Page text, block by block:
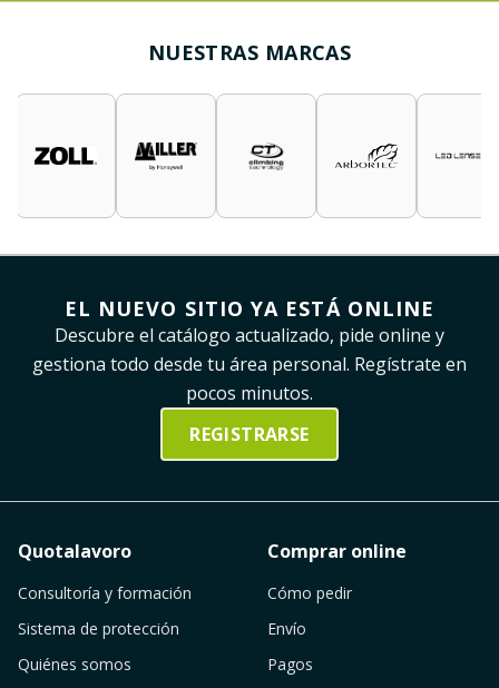
NUESTRAS MARCAS
EL NUEVO SITIO YA ESTÁ ONLINE
Descubre el catálogo actualizado, pide online y
gestiona todo desde tu área personal. Regístrate en
pocos minutos.
REGISTRARSE
Quotalavoro
Consultoría y formación
Sistema de protección
Quiénes somos
Comprar online
Cómo pedir
Envío
Pagos